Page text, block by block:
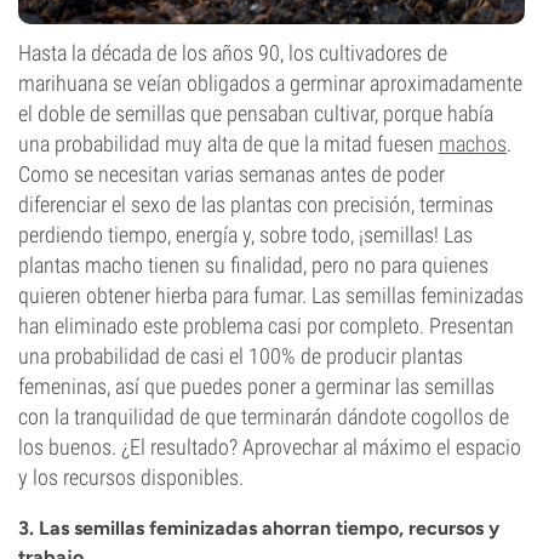
Hasta la década de los años 90, los cultivadores de
marihuana se veían obligados a germinar aproximadamente
el doble de semillas que pensaban cultivar, porque había
una probabilidad muy alta de que la mitad fuesen machos.
Como se necesitan varias semanas antes de poder
diferenciar el sexo de las plantas con precisión, terminas
perdiendo tiempo, energía y, sobre todo, ¡semillas! Las
plantas macho tienen su finalidad, pero no para quienes
quieren obtener hierba para fumar. Las semillas feminizadas
han eliminado este problema casi por completo. Presentan
una probabilidad de casi el 100% de producir plantas
femeninas, así que puedes poner a germinar las semillas
con la tranquilidad de que terminarán dándote cogollos de
los buenos. ¿El resultado? Aprovechar al máximo el espacio
y los recursos disponibles.
3. Las semillas feminizadas ahorran tiempo, recursos y